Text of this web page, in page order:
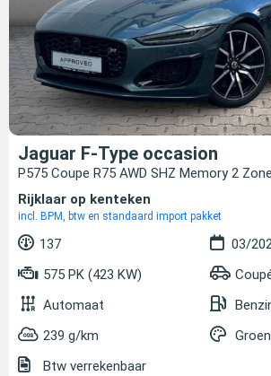
Jaguar F-Type occasion
P575 Coupe R75 AWD SHZ Memory 2
Rijklaar op kenteken
incl. BPM, btw en standaard import pakket
137
03/
575 PK (423 KW)
Automaat
239 g/km
Groen
Btw verrekenbaar